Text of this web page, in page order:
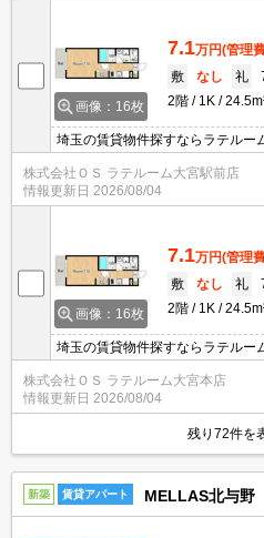
画像：16枚
7.1万円(管理
敷
なし 礼
2階
1K
埼玉の賃貸物件探すならラテルー
件多数ございます！ 【入居審査
ット決済可】ご相談ください！
のお客様・当物件を契約に限る』
株式会社ＯＳ ラテルーム大宮駅前店
情報更新日 2026/08/04
画像：16枚
7.1万円(管理
敷
なし 礼
2階
1K
埼玉の賃貸物件探すならラテルー
います！ 【入居審査不安な方】
可】ご相談ください！！ ※仲介
客様・当物件を契約に限る』
株式会社ＯＳ ラテルーム大宮本店
情報更新日 2026/08/04
残り72件を
新築 賃貸アパート MELLAS北与野